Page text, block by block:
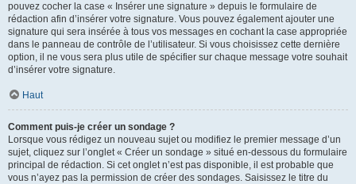
pouvez cocher la case « Insérer une signature » depuis le formulaire de
rédaction afin d’insérer votre signature. Vous pouvez également ajouter une
signature qui sera insérée à tous vos messages en cochant la case appropriée
dans le panneau de contrôle de l’utilisateur. Si vous choisissez cette dernière
option, il ne vous sera plus utile de spécifier sur chaque message votre souhait
d’insérer votre signature.
Haut
Comment puis-je créer un sondage ?
Lorsque vous rédigez un nouveau sujet ou modifiez le premier message d’un
sujet, cliquez sur l’onglet « Créer un sondage » situé en-dessous du formulaire
principal de rédaction. Si cet onglet n’est pas disponible, il est probable que
vous n’ayez pas la permission de créer des sondages. Saisissez le titre du